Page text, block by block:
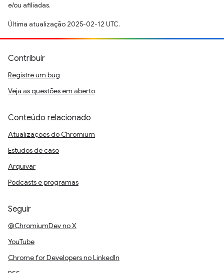
e/ou afiliadas.
Última atualização 2025-02-12 UTC.
Contribuir
Registre um bug
Veja as questões em aberto
Conteúdo relacionado
Atualizações do Chromium
Estudos de caso
Arquivar
Podcasts e programas
Seguir
@ChromiumDev no X
YouTube
Chrome for Developers no LinkedIn